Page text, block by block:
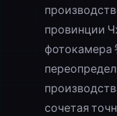
провинции
фотокамера
сочетая